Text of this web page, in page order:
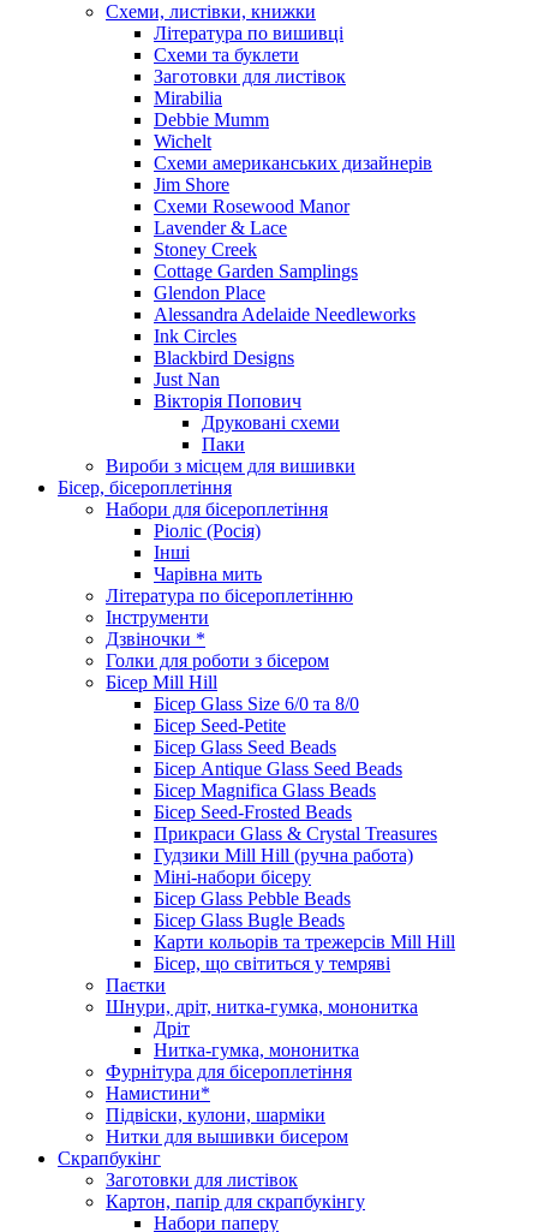
Схеми, листівки, книжки
Література по вишивці
Схеми та буклети
Заготовки для листівок
Mirabilia
Debbie Mumm
Wichelt
Схеми американських дизайнерів
Jim Shore
Cхеми Rosewood Manor
Lavender & Lace
Stoney Creek
Cottage Garden Samplings
Glendon Place
Alessandra Adelaide Needleworks
Ink Circles
Blackbird Designs
Just Nan
Вікторія Попович
Друковані схеми
Паки
Вироби з місцем для вишивки
Бісер, бісероплетіння
Набори для бісероплетіння
Ріоліс (Росія)
Інші
Чарівна мить
Література по бісероплетінню
Інструменти
Дзвіночки *
Голки для роботи з бісером
Бісер Mill Hill
Бісер Glass Size 6/0 та 8/0
Бісер Seed-Petite
Бісер Glass Seed Beads
Бісер Antique Glass Seed Beads
Бісер Magnifica Glass Beads
Бісер Seed-Frosted Beads
Прикраси Glass & Crystal Treasures
Гудзики Mill Hill (ручна работа)
Міні-набори бісеру
Бісер Glass Pebble Beads
Бісер Glass Bugle Beads
Карти кольорів та трежерсів Mill Hill
Бісер, що світиться у темряві
Паєтки
Шнури, дріт, нитка-гумка, мононитка
Дріт
Нитка-гумка, мононитка
Фурнітура для бісероплетіння
Намистини*
Підвіски, кулони, шарміки
Нитки для вышивки бисером
Скрапбукінг
Заготовки для листівок
Картон, папір для скрапбукінгу
Набори паперу